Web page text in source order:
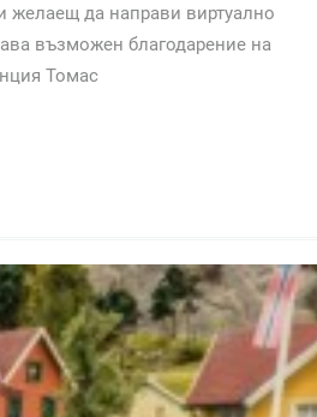
желаещ да направи виртуално
възможен благодарение на
Томас